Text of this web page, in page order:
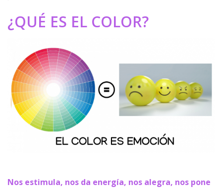
¿QUÉ ES EL COLOR?
Nos estimula, nos da energía, nos alegra, nos pone